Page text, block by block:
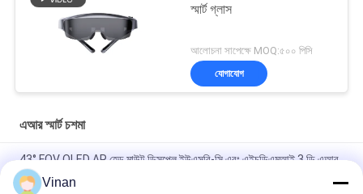
স্মার্ট গ্লাস
আলোচনা সাপেক্ষে MOQ:৫০০ পিসি
যোগাযোগ
এআর স্মার্ট চশমা
43° FOV OLED AR হেড মাউন্ট ডিসপ্লে ইউএসবি-সি এবং এইচডিএমআই 3 ডি এআর
স্মার্ট চশমা
Vinan